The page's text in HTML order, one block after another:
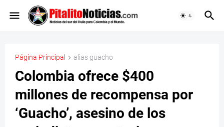
Página Principal alias guacho
Colombia ofrece $400
millones de recompensa por
‘Guacho’, asesino de los